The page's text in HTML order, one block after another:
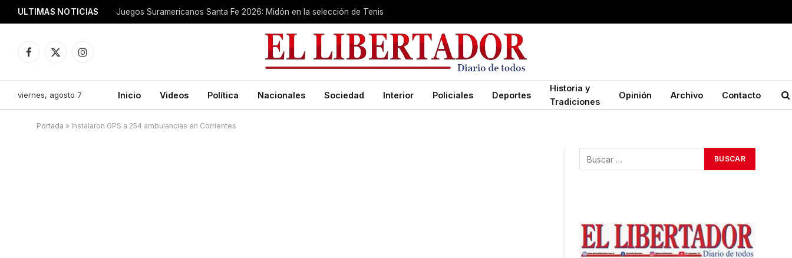
ULTIMAS NOTICIAS Juegos Suramericanos Santa Fe 2026: Midón en la selección de Tenis
Facebook
X
Instagram
viernes, agosto 7 Inicio Videos Política Nacionales Sociedad Interior Policiales Deportes
Historia y
Tradiciones
Opinión Archivo Contacto
Portada » Instalaron GPS a 254 ambulancias en Corrientes